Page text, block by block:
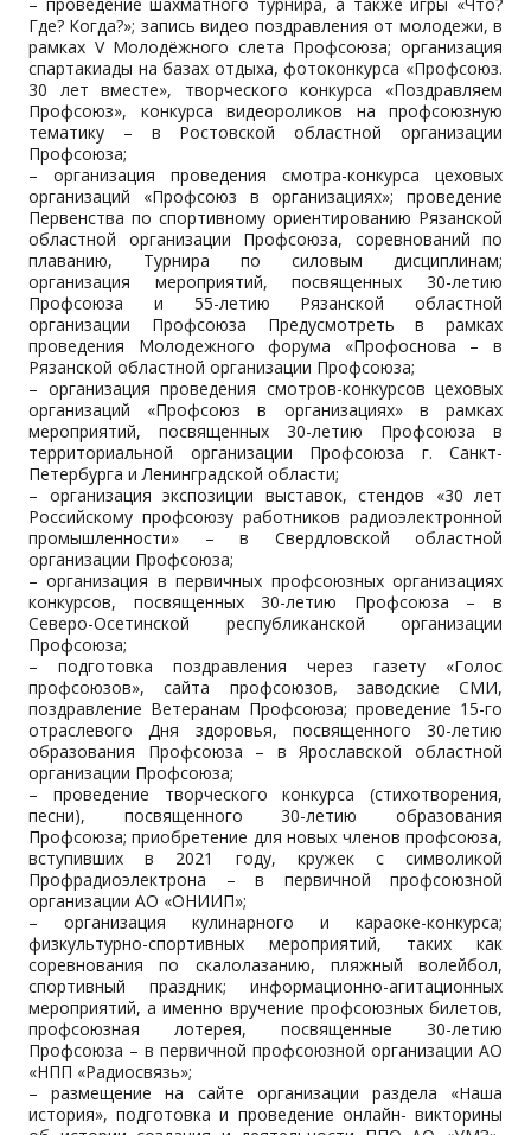
Где? Когда?»; запись видео поздравления от молодежи, в
рамках V Молодёжного слета Профсоюза; организация
спартакиады на базах отдыха, фотоконкурса «Профсоюз.
30 лет вместе», творческого конкурса «Поздравляем
Профсоюз», конкурса видеороликов на профсоюзную
тематику – в Ростовской областной организации
Профсоюза;
– организация проведения смотра-конкурса цеховых
организаций «Профсоюз в организациях»; проведение
Первенства по спортивному ориентированию Рязанской
областной организации Профсоюза, соревнований по
плаванию, Турнира по силовым дисциплинам;
организация мероприятий, посвященных 30-летию
Профсоюза и 55-летию Рязанской областной
организации Профсоюза Предусмотреть в рамках
проведения Молодежного форума «Профоснова – в
Рязанской областной организации Профсоюза;
– организация проведения смотров-конкурсов цеховых
организаций «Профсоюз в организациях» в рамках
мероприятий, посвященных 30-летию Профсоюза в
территориальной организации Профсоюза г. Санкт-
Петербурга и Ленинградской области;
– организация экспозиции выставок, стендов «30 лет
Российскому профсоюзу работников радиоэлектронной
промышленности» – в Свердловской областной
организации Профсоюза;
– организация в первичных профсоюзных организациях
конкурсов, посвященных 30-летию Профсоюза – в
Северо-Осетинской республиканской организации
Профсоюза;
– подготовка поздравления через газету «Голос
профсоюзов», сайта профсоюзов, заводские СМИ,
поздравление Ветеранам Профсоюза; проведение 15-го
отраслевого Дня здоровья, посвященного 30-летию
образования Профсоюза – в Ярославской областной
организации Профсоюза;
– проведение творческого конкурса (стихотворения,
песни), посвященного 30-летию образования
Профсоюза; приобретение для новых членов профсоюза,
вступивших в 2021 году, кружек с символикой
Профрадиоэлектрона – в первичной профсоюзной
организации АО «ОНИИП»;
– организация кулинарного и караоке-конкурса;
физкультурно-спортивных мероприятий, таких как
соревнования по скалолазанию, пляжный волейбол,
спортивный праздник; информационно-агитационных
мероприятий, а именно вручение профсоюзных билетов,
профсоюзная лотерея, посвященные 30-летию
Профсоюза – в первичной профсоюзной организации АО
«НПП «Радиосвязь»;
– размещение на сайте организации раздела «Наша
история», подготовка и проведение онлайн- викторины